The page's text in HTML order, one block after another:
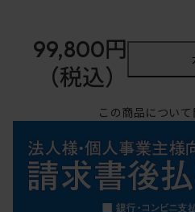
99,800円
（税込）
この商品につい